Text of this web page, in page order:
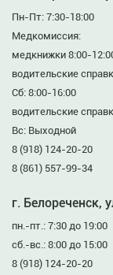
Пн-Пт: 7:30-18:00
Медкомиссия:
медкнижки 8:00-
водительские
Сб: 8:00-16:00
водительские
Вс: Выходной
8 (918) 124-20-20
8 (861) 557-99-34
г. Белореченск,
пн.-пт.: 7:30 до 19:00
сб.-вс.: 8:00 до 15:00
8 (918) 124-20-20